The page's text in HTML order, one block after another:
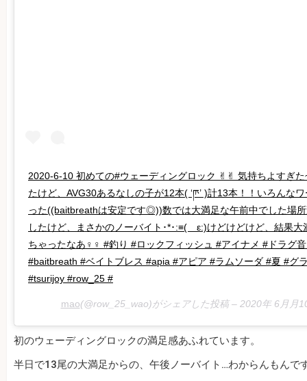
2020-6-10 初めての#ウェーディングロック ✌︎︎✌︎︎ 気持ちよすぎ
たけど、AVG30あるなしの子が12本( ‘ཫ’ )計13本！！いろんな
った((baitbreathは安定です◎))数では大満足な午前中でした場
したけど、まさかのノーバイト･*･:≡( ε:)けどけどけど、結果
ちゃったなあ‍♀️‍♀️ #釣り #ロックフィッシュ #アイナメ #ドラグ
#baitbreath #ベイトブレス #apia #アピア #ラムソーダ #夏 #グ
#tsurijoy #row_25 #
mao(@row_25_wao)がシェアした投稿 – 2020年 6月月
初のウェーディングロックの満足感あふれています。
半日で13尾の大満足からの、午後ノーバイト…わからんもんで